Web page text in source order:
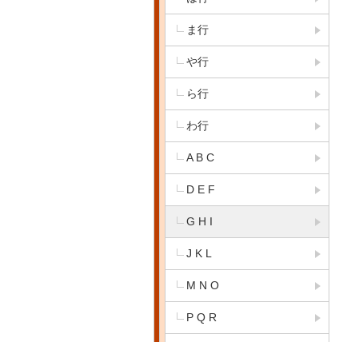
ま行
や行
ら行
わ行
A B C
D E F
G H I
J K L
M N O
P Q R